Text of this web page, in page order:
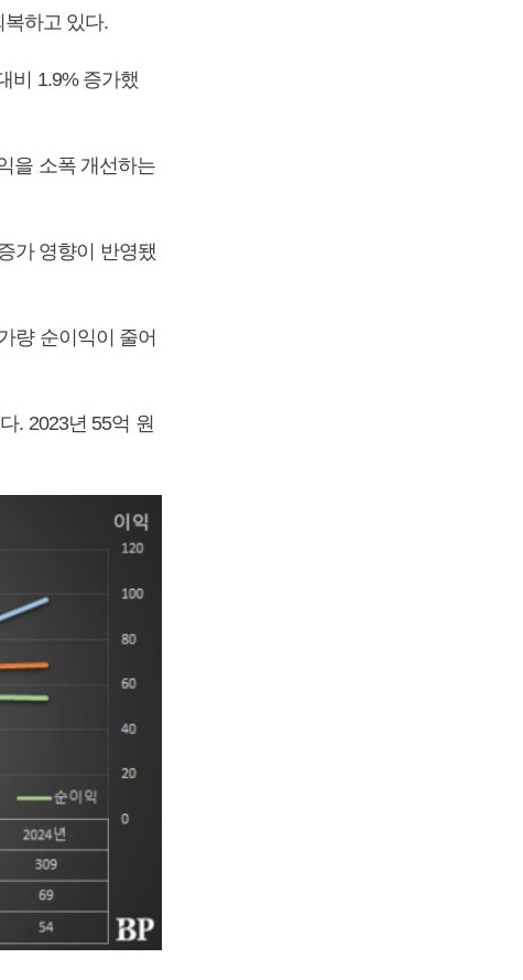
하고 있다.
비 1.9% 증가했
을 소폭 개선하는
가 영향이 반영됐
량 순이익이 줄어
. 2023년 55억 원